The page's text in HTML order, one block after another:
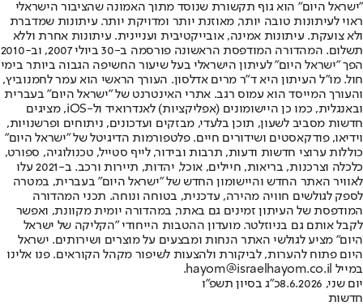
"ישראל היום" הוא גוף תקשורת שנוסד מתוך האמונה שהציבור הישראלי
ראוי לעיתונות טובה יותר, מאוזנת יותר ומדויקת יותר. עיתונות שמדברת
ולא צועקת. עיתונות אמינה, אובייקטיבית ועניינית. עיתונות אחרת וללא
תשלום. המהדורה המודפסת הראשונה פורסמה ב-30 ביולי 2007, וב-2010
הפך "ישראל היום" לעיתון הישראלי בעל שיעור החשיפה הגבוה ביותר בימי
חול. מו"ל העיתון היא ד"ר מרים אדלסון. העורך הראשי הוא עמר לחמנוביץ,
והעורך המייסד הוא עמוס רגב. אתרי האינטרנט של "ישראל היום" בעברית
ובאנגלית, כמו כן היישומונים (אפליקציות) לאנדרואיד ול-iOS, מציגים
חדשות מסביב לשעון, תוכן בלעדי, מבזקים ועדכונים, ניתוחים ופרשנויות,
וידיאו, פודקאסטים ושידורים חיים. פלטפורמות הדיגיטל של "ישראל היום"
כוללות ערוצי חדשות ודעות, תרבות ובידור, לייף סטייל, טכנולוגיה, ספורט,
כלכלה וצרכנות, בריאות, חיילים, אוכל, יהדות, תיירות ורכב. ב-2021 עלו
לאוויר האתר החדש והיישומון החדש של "ישראל היום" בעברית, במטרה
לספק לגולשים חוויה מהירה, עדכנית, בטוחה ונוחה. תכני המהדורה
המודפסת של העיתון זמינים גם באתר, במהדורה יומית מקוונת, ואפשר
לקבל אותם גם בניוזלטר. מועדון ההטבות הייחודי "הקליקה של ישראל
היום" מציע לגולשי האתר הנחות ומבצעים על מוצרים ושירותים. ישראל
היום פתוח להערות, לביקורת ולהצעות לשיפור מקהל הקוראים. פנו אלינו
במייל hayom@israelhayom.co.il.
יום שני, 8.6.2026
כ"ג בסיון תשפ"ו
חדשות